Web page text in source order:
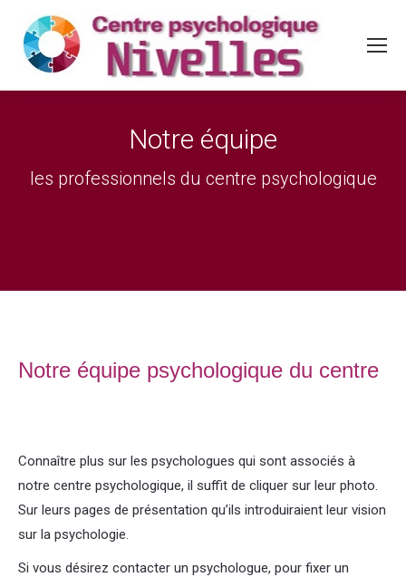
Notre équipe
les professionnels du centre psychologique
Vous êtes ici :
Notre équipe psychologique du centre
Connaître plus sur les psychologues qui sont associés à
notre centre psychologique, il suffit de cliquer sur leur photo.
Sur leurs pages de présentation qu’ils introduiraient leur vision
sur la psychologie.
Si vous désirez contacter un psychologue, pour fixer un